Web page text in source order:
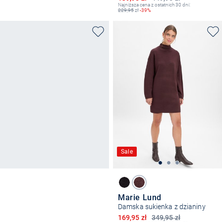
Najniższa cena z ostatnich 30 dni:
229,95zł-39%
Sale
Marie Lund
Damska sukienka z dzianiny
349,95 zł
Obniżona cena
169,95 zł